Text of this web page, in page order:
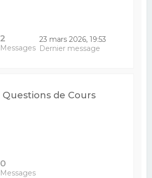
2
Messages
23 mars 2026, 19:53
Dernier message
Questions de Cours
0
Messages